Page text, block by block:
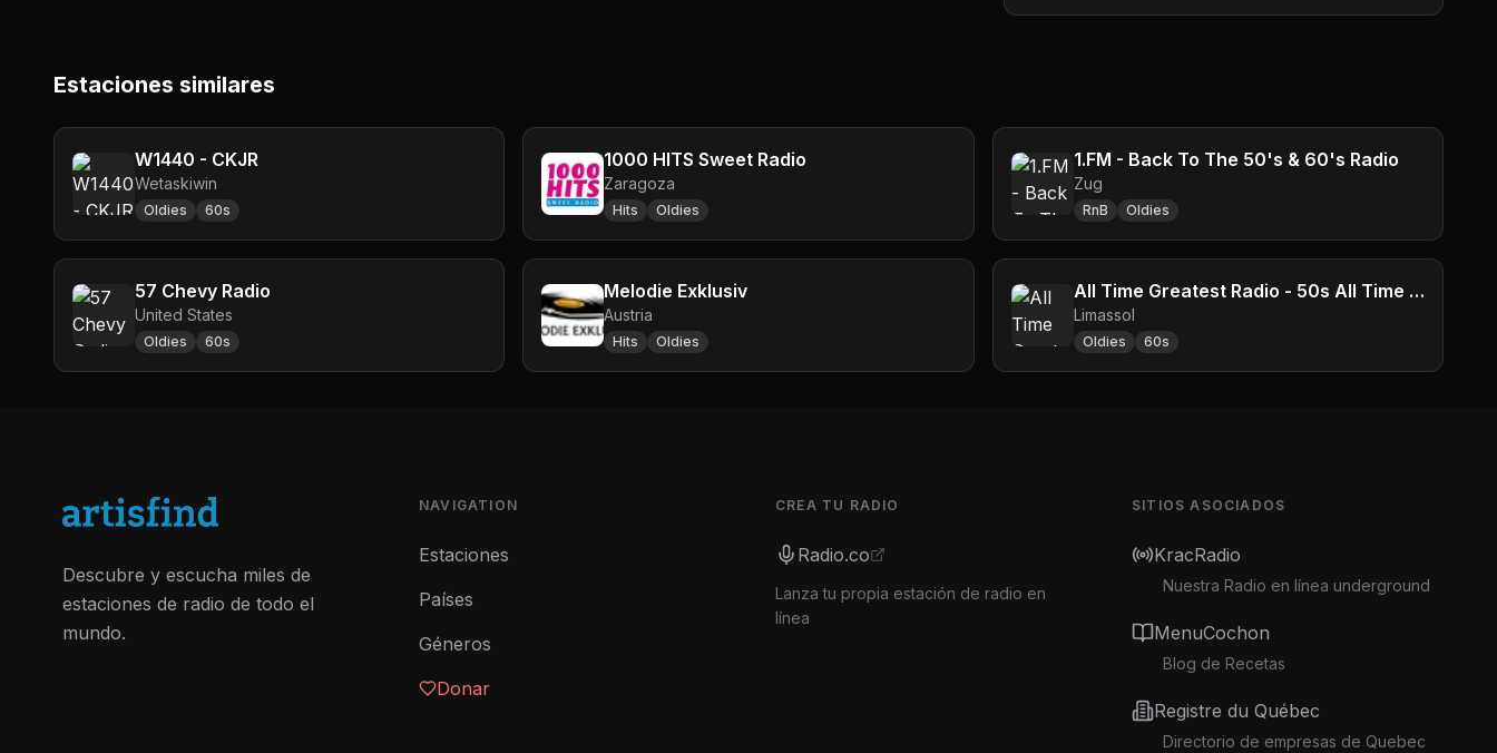
Estaciones similares
W1440 - CKJR
Wetaskiwin
Oldies 60s
1000 HITS Sweet Radio
Zaragoza
Hits Oldies
1.FM - Back To The 50's & 60's Radio
Zug
RnB Oldies
57 Chevy Radio
United States
Oldies 60s
Melodie Exklusiv
Austria
Hits Oldies
All Time Greatest Radio - 50s All Time Greatest
Limassol
Oldies 60s
Descubre y escucha miles de
estaciones de radio de todo el
mundo.
NAVIGATION
Estaciones
Países
Géneros
Donar
CREA TU RADIO
Radio.co
Lanza tu propia estación de radio en
línea
SITIOS ASOCIADOS
KracRadio
Nuestra Radio en línea underground
MenuCochon
Blog de Recetas
Registre du Québec
Directorio de empresas de Quebec